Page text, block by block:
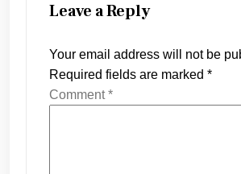
Leave a Reply
Your email address will not be
Required fields are marked *
Comment*